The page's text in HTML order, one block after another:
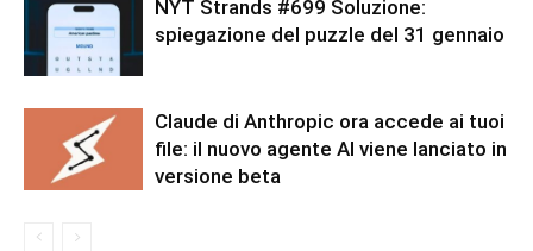
NYT Strands #699 Soluzione:
spiegazione del puzzle del 31 gennaio
Claude di Anthropic ora accede ai tuoi
file: il nuovo agente AI viene lanciato in
versione beta